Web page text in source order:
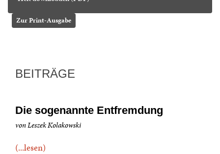
Zur Print-Ausgabe
BEITRÄGE
Die sogenannte Entfremdung
von Leszek Kolakowski
(...lesen)